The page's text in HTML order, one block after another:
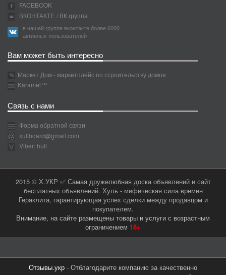
FACEBOOK
ВКОНТАКТЕ / ВК группа
в нашей группе вконтакте более 6000
активных пользователей
Вам может быть интересно
Маркет Дом - маркетплейс по строительству домов
Karamel™
Связь с нами
Форма обратной связи
xullboard@gmail.com
Viber: hull
2015 © Х.УКР ✅ Самая дружелюбная доска объявлений и сайт
бесплатных объявлений. Хуль - мифическая сила времен
Гераклита, гарантирующая успех сделки между продавцом и
покупателем.
Внимание, на сайте размещены товары и услуги с возрастным
ограничением 18+
Отзывы.укр - Отблагодарите компанию за качественно